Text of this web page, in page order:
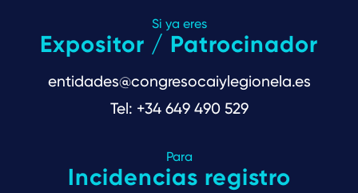
Si ya eres
Expositor / Patrocinador
entidades@congresocaiylegionela.es
Tel: +34 649 490 529
Para
Incidencias registro